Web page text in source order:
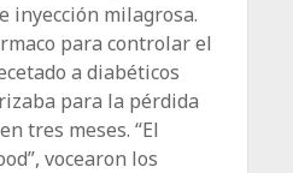
inyección milagrosa.
para controlar el
a diabéticos
para la pérdida
tres meses. “El
vocearon los